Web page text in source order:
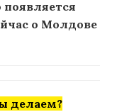
появляется
о Молдове
делаем?